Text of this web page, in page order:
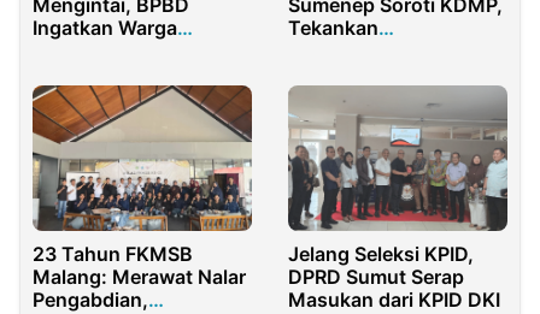
Mengintai, BPBD
Ingatkan Warga
Sumenep Soroti KDMP,
Tekankan
​23 Tahun FKMSB
Malang: Merawat Nalar
Pengabdian,
Jelang Seleksi KPID,
DPRD Sumut Serap
Masukan dari KPID DKI